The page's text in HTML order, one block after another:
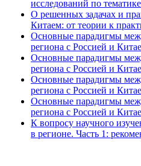
исследований по
О решенных задачах и
Китаем: от теории к
Основные парадигмы
региона с Россией и
Основные парадигмы
региона с Россией и
Основные парадигмы
региона с Россией и
Основные парадигмы
региона с Россией и
К вопросу научного
в регионе. Часть 1: